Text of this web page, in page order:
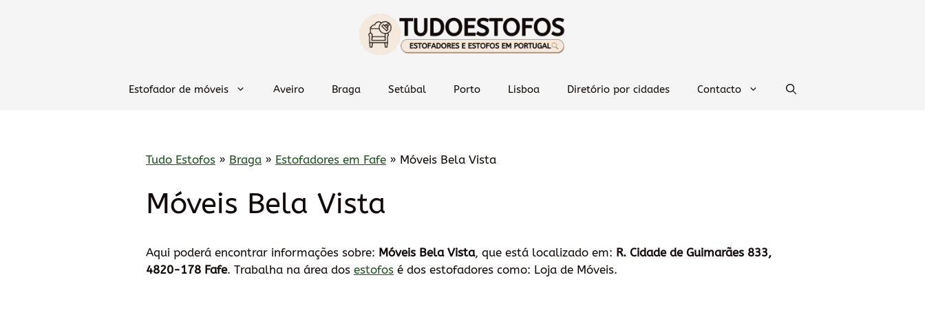
Estofador de móveis Aveiro Braga Setúbal Porto Lisboa Diretório por cidades Contacto
Tudo Estofos » Braga » Estofadores em Fafe » Móveis Bela Vista
Móveis Bela Vista
Aqui poderá encontrar informações sobre: Móveis Bela Vista, que está localizado em: R. Cidade de Guimarães 833,
4820-178 Fafe. Trabalha na área dos estofos é dos estofadores como: Loja de Móveis.